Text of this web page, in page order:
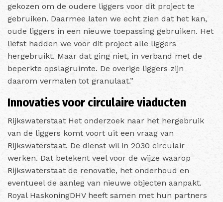
gekozen om de oudere liggers voor dit project te
gebruiken. Daarmee laten we echt zien dat het kan,
oude liggers in een nieuwe toepassing gebruiken. Het
liefst hadden we voor dit project alle liggers
hergebruikt. Maar dat ging niet, in verband met de
beperkte opslagruimte. De overige liggers zijn
daarom vermalen tot granulaat.”
Innovaties voor circulaire viaducten
Rijkswaterstaat Het onderzoek naar het hergebruik
van de liggers komt voort uit een vraag van
Rijkswaterstaat. De dienst wil in 2030 circulair
werken. Dat betekent veel voor de wijze waarop
Rijkswaterstaat de renovatie, het onderhoud en
eventueel de aanleg van nieuwe objecten aanpakt.
Royal HaskoningDHV heeft samen met hun partners